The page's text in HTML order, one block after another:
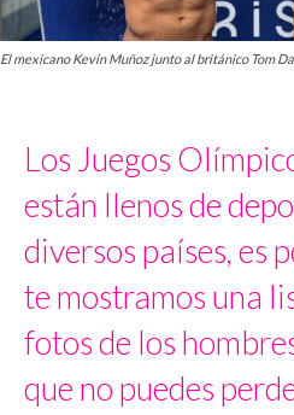
El mexicano Kevin Muñoz junto al británico Tom
Los Juegos
están llenos de
diversos países, es
te mostramos una
fotos de los
que no puedes